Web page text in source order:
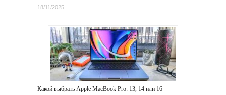
18/11/2025
Какой выбрать Apple MacBook Pro: 13, 14 или 16